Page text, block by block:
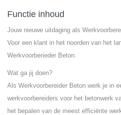
Functie inhoud
Jouw nieuwe uitdaging als
Voor een klant in het noorden van het
Werkvoorberieder Beton.
Wat ga jij doen?
Als Werkvoorbereider Beton werk je in
werkvoorbereiders voor het betonwerk
het bepalen van de meest efficiënte